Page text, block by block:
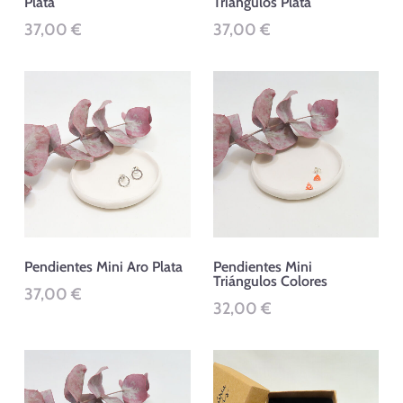
37,00 € 37,00 €
Pendientes Mini Aro Plata
37,00 €
producto
tiene
múltiples
variantes.
Las
se
pueden
página
Pendientes Mini
Triángulos Colores
32,00 €
producto
tiene
múltiples
variantes.
opciones
se
pueden
elegir
la
página
producto
Este
producto